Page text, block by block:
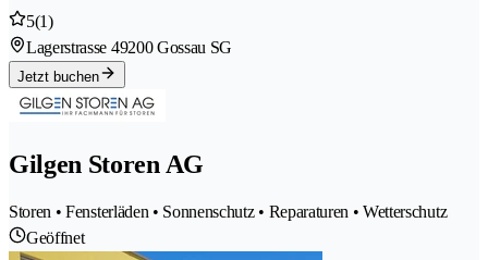
5(1)
Lagerstrasse 49200 Gossau SG
Jetzt buchen
Gilgen Storen AG
Storen • Fensterläden • Sonnenschutz • Reparaturen • Wetterschutz
Geöffnet